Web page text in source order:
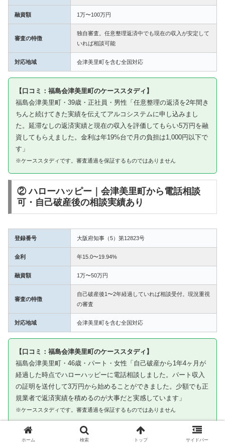
融資額 1万〜100万円
審査の特徴
独自審査。任意整理返済中でも現在の収入が安定して
いれば相談可能
対応地域 会津美里町を含む全国対応
【口コミ：福島会津美里町のケーススタディ】
福島会津美里町・39歳・正社員・男性「任意整理の返済を2年間き
ちんと続けてきた実績を伝えてアルコシステムに申し込みまし
た。延滞なしの返済実績と現在の収入を評価してもらい5万円を融
資してもらえました。金利は年19%台で月の負担は1,000円以下で
す」
※ケーススタディです。審査通過を保証するものではありません
② ハローハッピー｜会津美里町から電話相談
可・自己破産後の相談実績あり
登録番号 大阪府知事（5）第12823号
金利 年15.0〜19.94%
融資額 1万〜50万円
審査の特徴
自己破産後1〜2年経過していれば相談受付。現況重視
の審査
対応地域 会津美里町を含む全国対応
【口コミ：福島会津美里町のケーススタディ】
福島会津美里町・46歳・パート・女性「自己破産から1年4ヶ月が
経過した時点でハローハッピーに電話相談しました。パート収入
の証明を送付して3万円から始めることができました。少額でも正
規業者で返済実績を積めるのが大事だと実感しています」
※ケーススタディです。審査通過を保証するものではありません
③ キャネット｜会津美里町から申込み可・北海
ホーム 検索 トップ サイドバー